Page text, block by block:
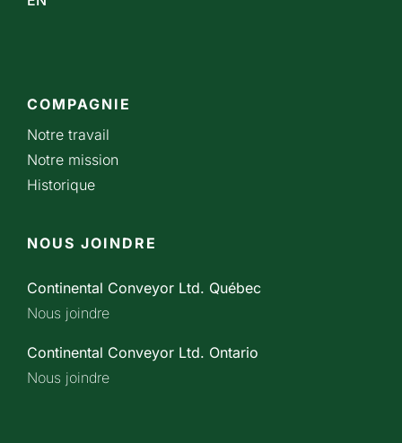
COMPAGNIE
Notre travail
Notre mission
Historique
NOUS JOINDRE
Continental Conveyor Ltd. Québec
Nous joindre
Continental Conveyor Ltd. Ontario
Nous joindre